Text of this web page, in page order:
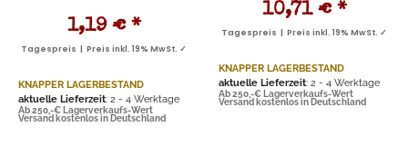
1,19 € *
Tagespreis | Preis inkl. 19% MwSt. ✓
KNAPPER LAGERBESTAND
aktuelle Lieferzeit: 2 - 4 Werktage
Ab 250,-€ Lagerverkaufs-Wert
Versand kostenlos in Deutschland
10,71 € *
Tagespreis | Preis inkl. 19% MwSt. ✓
KNAPPER LAGERBESTAND
aktuelle Lieferzeit: 2 - 4 Werktage
Ab 250,-€ Lagerverkaufs-Wert
Versand kostenlos in Deutschland